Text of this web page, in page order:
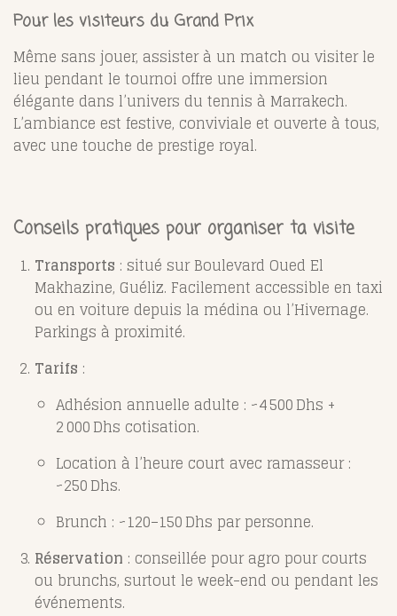
Pour les visiteurs du Grand Prix
Même sans jouer, assister à un match ou visiter le
lieu pendant le tournoi offre une immersion
élégante dans l’univers du tennis à Marrakech.
L’ambiance est festive, conviviale et ouverte à tous,
avec une touche de prestige royal.
Conseils pratiques pour organiser ta visite
Transports : situé sur Boulevard Oued El
Makhazine, Guéliz. Facilement accessible en taxi
ou en voiture depuis la médina ou l’Hivernage.
Parkings à proximité.
Tarifs :
Adhésion annuelle adulte : ~4 500 Dhs +
2 000 Dhs cotisation.
Location à l’heure court avec ramasseur :
~250 Dhs.
Brunch : ~120–150 Dhs par personne.
Réservation : conseillée pour agro pour courts
ou brunchs, surtout le week-end ou pendant les
événements.